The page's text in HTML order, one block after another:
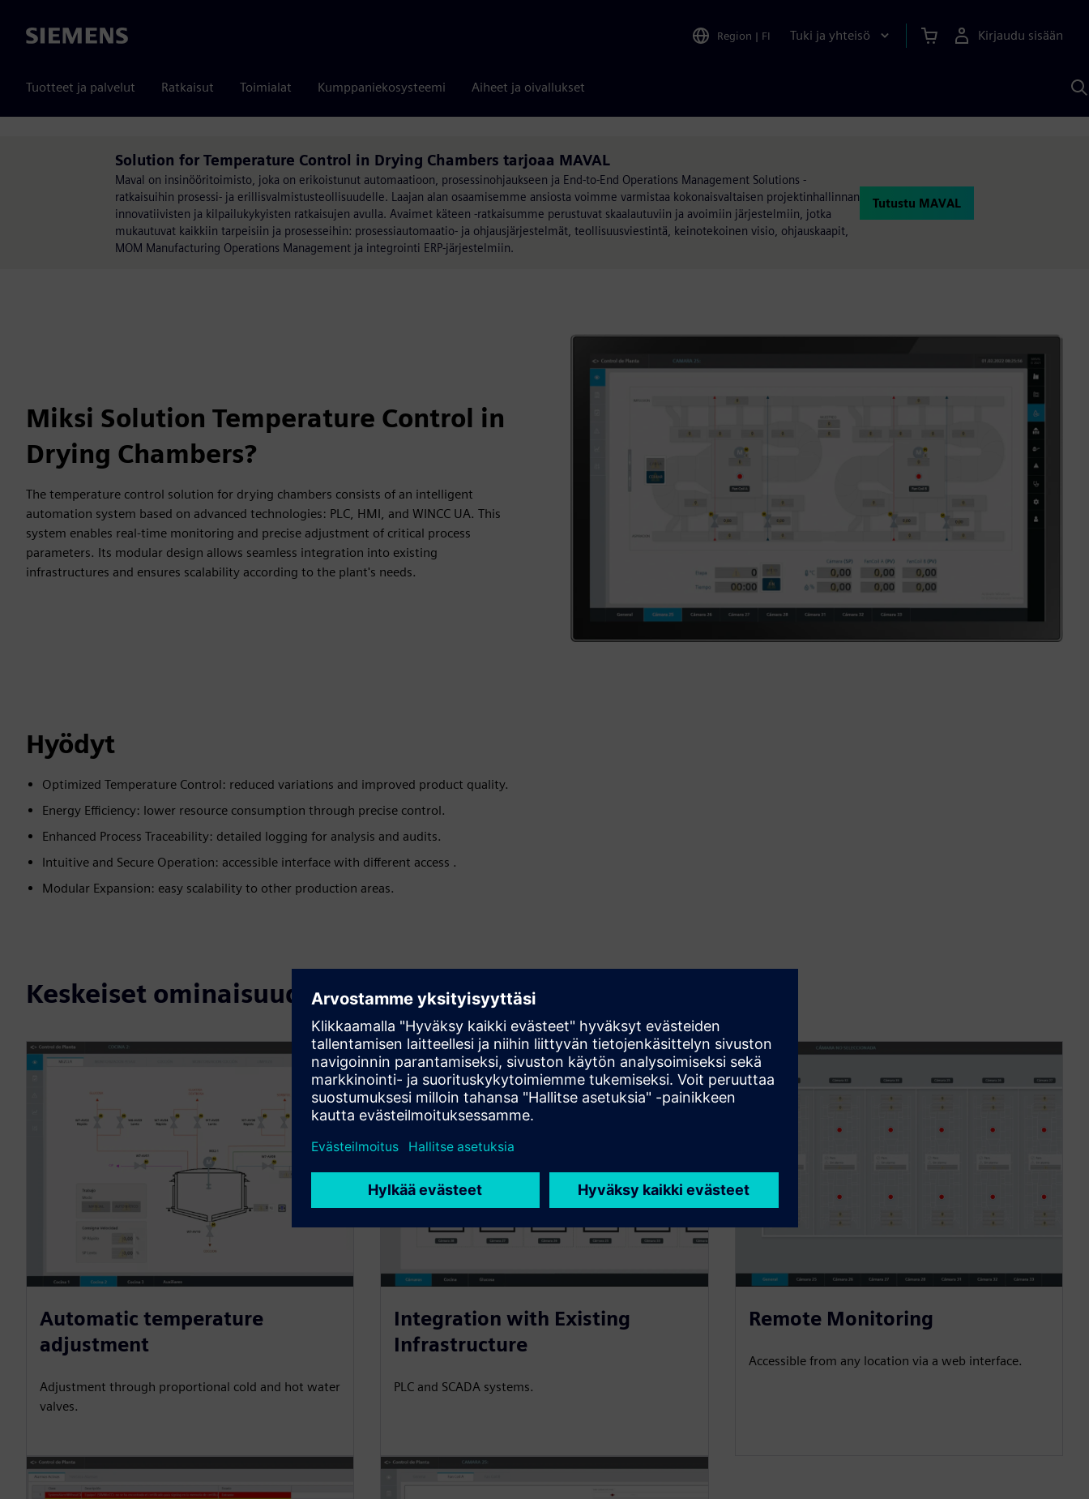
Siemens Region | FI Tuki ja yhteisö Kirjaudu sisään
Tuotteet ja palvelut Ratkaisut Toimialat Kumppaniekosysteemi Aiheet ja oivallukset
Solution for Temperature Control in Drying Chambers tarjoaa MAVAL
Maval on insinööritoimisto, joka on erikoistunut automaatioon, prosessinohjaukseen ja End-to-End Operations Management Solutions -
ratkaisuihin prosessi- ja erillisvalmistusteollisuudelle. Laajan alan osaamisemme ansiosta voimme varmistaa kokonaisvaltaisen projektinhallinnan
innovatiivisten ja kilpailukykyisten ratkaisujen avulla. Avaimet käteen -ratkaisumme perustuvat skaalautuviin ja avoimiin järjestelmiin, jotka
mukautuvat kaikkiin tarpeisiin ja prosesseihin: prosessiautomaatio- ja ohjausjärjestelmät, teollisuusviestintä, keinotekoinen visio, ohjauskaapit,
MOM Manufacturing Operations Management ja integrointi ERP-järjestelmiin.
Tutustu MAVAL
Miksi Solution Temperature Control in
Drying Chambers?
The temperature control solution for drying chambers consists of an intelligent
automation system based on advanced technologies: PLC, HMI, and WINCC UA. This
system enables real-time monitoring and precise adjustment of critical process
parameters. Its modular design allows seamless integration into existing
infrastructures and ensures scalability according to the plant's needs.
Hyödyt
Optimized Temperature Control: reduced variations and improved product quality.
Energy Efficiency: lower resource consumption through precise control.
Enhanced Process Traceability: detailed logging for analysis and audits.
Intuitive and Secure Operation: accessible interface with different access .
Modular Expansion: easy scalability to other production areas.
Keskeiset ominaisuudet
Automatic temperature
adjustment
Adjustment through proportional cold and hot water
valves.
Integration with Existing
Infrastructure
PLC and SCADA systems.
Remote Monitoring
Accessible from any location via a web interface.